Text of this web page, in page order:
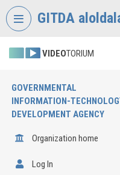
Skip header
GITDA
VIDEOTORIUM
GOVERNMENTAL
INFORMATION-
DEVELOPMENT AGENCY
Organization home
Log In